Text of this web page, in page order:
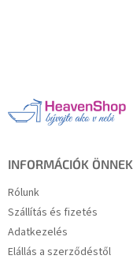
INFORMÁCIÓK ÖNNEK
Rólunk
Szállítás és fizetés
Adatkezelés
Elállás a szerződéstől